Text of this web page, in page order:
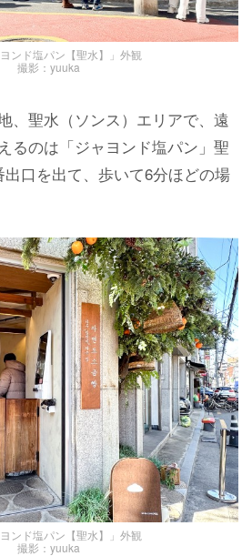
ヨンド塩パン【聖水】」外観
撮影：yuuka
、聖水（ソンス）エリアで、遠
るのは「ジャヨンド塩パン」聖
口を出て、歩いて6分ほどの場
ヨンド塩パン【聖水】」外観
撮影：yuuka